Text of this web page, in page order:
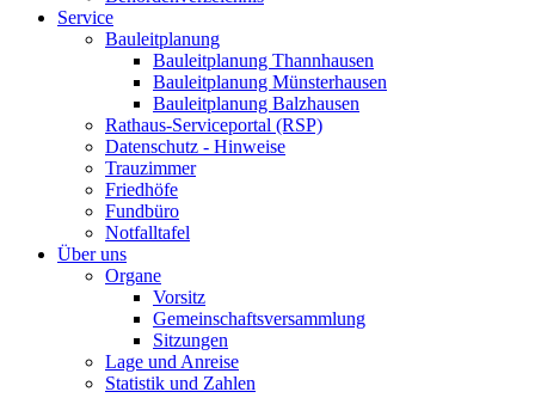
Service
Bauleitplanung
Bauleitplanung Thannhausen
Bauleitplanung Münsterhausen
Bauleitplanung Balzhausen
Rathaus-Serviceportal (RSP)
Datenschutz - Hinweise
Trauzimmer
Friedhöfe
Fundbüro
Notfalltafel
Über uns
Organe
Vorsitz
Gemeinschaftsversammlung
Sitzungen
Lage und Anreise
Statistik und Zahlen